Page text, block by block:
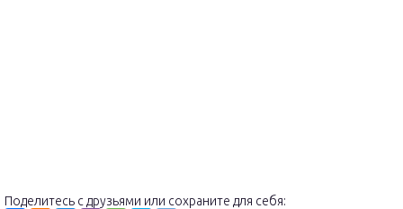
Поделитесь с друзьями или сохраните для себя: